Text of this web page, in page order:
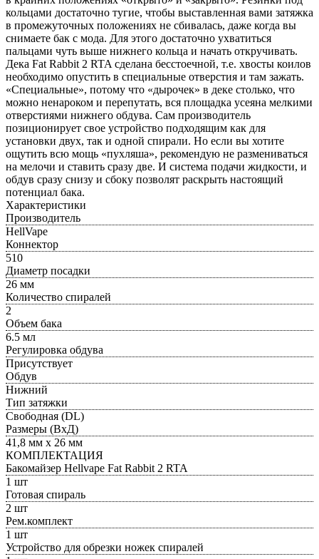
кольцами достаточно тугие, чтобы выставленная вами затяжка
в промежуточных положениях не сбивалась, даже когда вы
снимаете бак с мода. Для этого достаточно ухватиться
пальцами чуть выше нижнего кольца и начать откручивать.
Дека Fat Rabbit 2 RTA сделана бесстоечной, т.е. хвосты коилов
необходимо опустить в специальные отверстия и там зажать.
«Специальные», потому что «дырочек» в деке столько, что
можно ненароком и перепутать, вся площадка усеяна мелкими
отверстиями нижнего обдува. Сам производитель
позиционирует свое устройство подходящим как для
установки двух, так и одной спирали. Но если вы хотите
ощутить всю мощь «пухляша», рекомендую не размениваться
на мелочи и ставить сразу две. И система подачи жидкости, и
обдув сразу снизу и сбоку позволят раскрыть настоящий
потенциал бака.
Характеристики
Производитель
HellVape
Коннектор
510
Диаметр посадки
26 мм
Количество спиралей
2
Объем бака
6.5 мл
Регулировка обдува
Присутствует
Обдув
Нижний
Тип затяжки
Свободная (DL)
Размеры (ВxД)
41,8 мм x 26 мм
КОМПЛЕКТАЦИЯ
Бакомайзер Hellvape Fat Rabbit 2 RTA
1 шт
Готовая спираль
2 шт
Рем.комплект
1 шт
Устройство для обрезки ножек спиралей